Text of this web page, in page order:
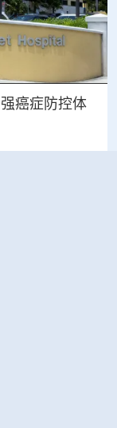
癌症防控体